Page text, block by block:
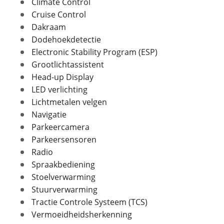
Verbruik en milieu
Brandstof
Nevenbrandstof
Energielabel
A
CO2 uitstoot
Opgegeven actieradius
elektrisch
Financieel
Inclusief BPM
BPM
Wegenbelasting
(gemiddeld p/m)
€ 107,-
Cruise Control
Dakraam
Dodehoekdetectie
Electronic Stability Program (ESP)
Grootlichtassistent
Head-up Display
LED verlichting
Lichtmetalen velgen
Navigatie
Parkeercamera
Parkeersensoren
Radio
Spraakbediening
Stoelverwarming
Stuurverwarming
Tractie Controle Systeem (TCS)
Vermoeidheidsherkenning
Foto's
Klik hier om foto's te uploaden
(optioneel)
JPG, PNG (max 10 foto's)
Jouw contactgegevens
Naam
E-mailadres
Telefoonnummer (optioneel)